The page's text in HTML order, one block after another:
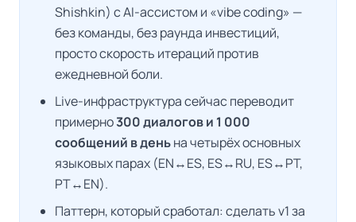
Shishkin) с AI-ассистом и «vibe coding» —
без команды, без раунда инвестиций,
просто скорость итераций против
ежедневной боли.
Live-инфраструктура сейчас переводит
примерно300 диалогов и 1 000
сообщений в деньна четырёх основных
языковых парах (EN↔ES, ES↔RU, ES↔PT,
PT↔EN).
Паттерн, который сработал: сделать v1 за